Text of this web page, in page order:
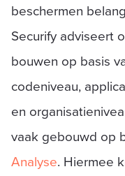
beschermen
Securify adviseert
bouwen op basis
codeniveau,
en
vaak gebouwd op
Analyse. Hiermee